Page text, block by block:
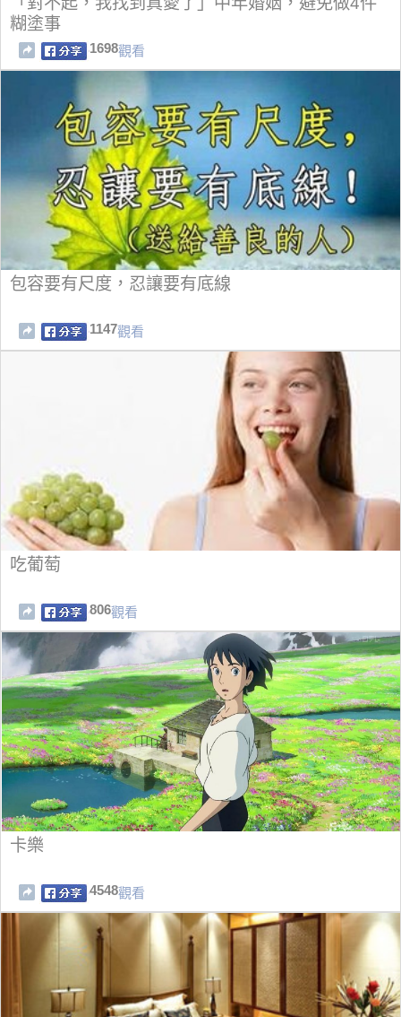
糊塗事
1698觀看
包容要有尺度，忍讓要有底線
1147觀看
吃葡萄
806觀看
卡樂
4548觀看